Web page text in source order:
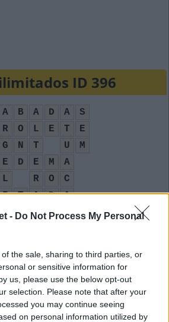
- Do Not Process My Personal
the sale, sharing to third parties, or
or sensitive information for
us, please use the below opt-out
selection. Please note that after your
you may continue seeing
on personal information utilized by
ID 396
A B A D A
S
R
O L E T
E
G
N T U
M
E
D E M
A
L R O
C
I T A D
A
A D R A O
na Olimpíada de Tóquio